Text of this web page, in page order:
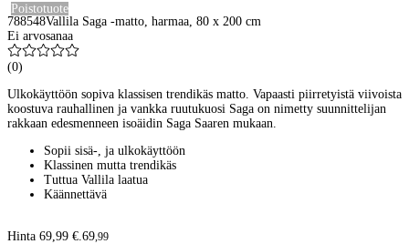
Poistotuote
788548Vallila Saga -matto, harmaa, 80 x 200 cm
Ei arvosanaa
(0)
Ulkokäyttöön sopiva klassisen trendikäs matto. Vapaasti piirretyistä viivoista
koostuva rauhallinen ja vankka ruutukuosi Saga on nimetty suunnittelijan
rakkaan edesmenneen isoäidin Saga Saaren mukaan.
Sopii sisä-, ja ulkokäyttöön
Klassinen mutta trendikäs
Tuttua Vallila laatua
Käännettävä
Hinta 69,99 €. 69,99